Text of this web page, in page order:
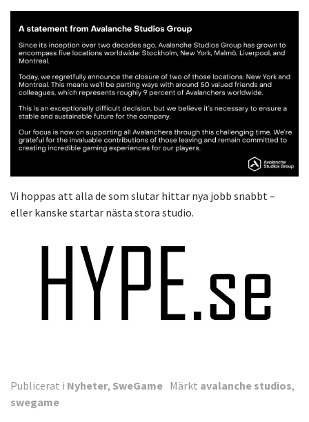
Vi hoppas att alla de som slutar hittar nya jobb snabbt –
eller kanske startar nästa stora studio.
Publicerat i Nyheter, SweGame Märkt avalanche studios,
swegame